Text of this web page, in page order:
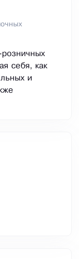
розничных
себя, как
и